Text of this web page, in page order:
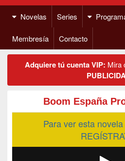
Novelas
Series
Membresía Contacto
Adquiere tú cuenta VIP: Mira
Boom España
Para ver esta